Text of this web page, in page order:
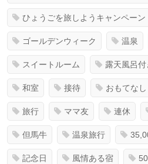
ひょうごを旅しようキャンペーン
ゴールデンウィーク 温泉
スイートルーム 露天風呂付
和室 接待 おもてなし
旅行 ママ友 連休
但馬牛 温泉旅行
記念日 風情ある宿